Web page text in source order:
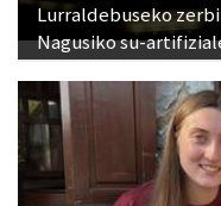
Lurraldebuseko
Nagusiko su-